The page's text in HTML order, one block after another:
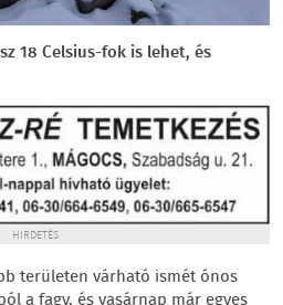
18 Celsius-fok is lehet, és
HIRDETÉS
területen várható ismét ónos